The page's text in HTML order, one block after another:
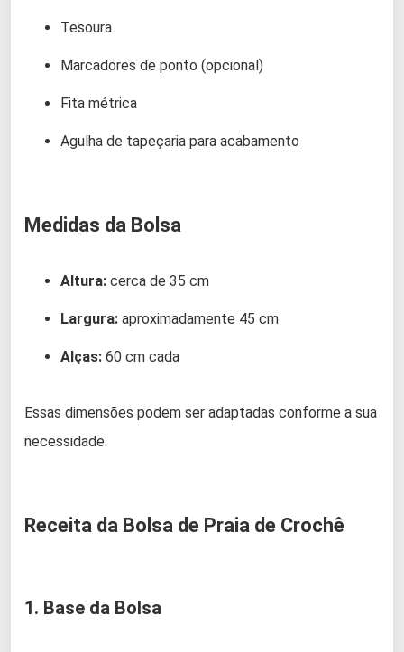
Tesoura
Marcadores de ponto (opcional)
Fita métrica
Agulha de tapeçaria para acabamento
Medidas da Bolsa
Altura: cerca de 35 cm
Largura: aproximadamente 45 cm
Alças: 60 cm cada
Essas dimensões podem ser adaptadas conforme a sua
necessidade.
Receita da Bolsa de Praia de Crochê
1. Base da Bolsa